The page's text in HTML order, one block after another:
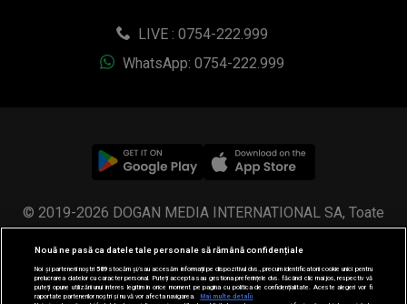
LIVE : 0754-222.999
WhatsApp: 0754-222.999
© 2019-2026 DOGAN MEDIA INTERNATIONAL SA, Toate
drepturile rezervate.
Nouă ne pasă ca datele tale personale să rămână confidențiale
Noi și partenerii noștri589stocăm și/sau accesăm informații pe dispozitivul dvs., precum identificatorii cookie unici pentru
prelucrarea datelor cu caracter personal. Puteți accepta sau gestiona preferințele dvs. făcând clic mai jos, respectiv vă
puteți opune utilizării unui interes legitim în orice moment pe pagina cu politica de confidențialitate. Aceste alegeri vor fi
raportate partenerilor noștri și nu vă vor afecta navigarea.
Mai multe detalii